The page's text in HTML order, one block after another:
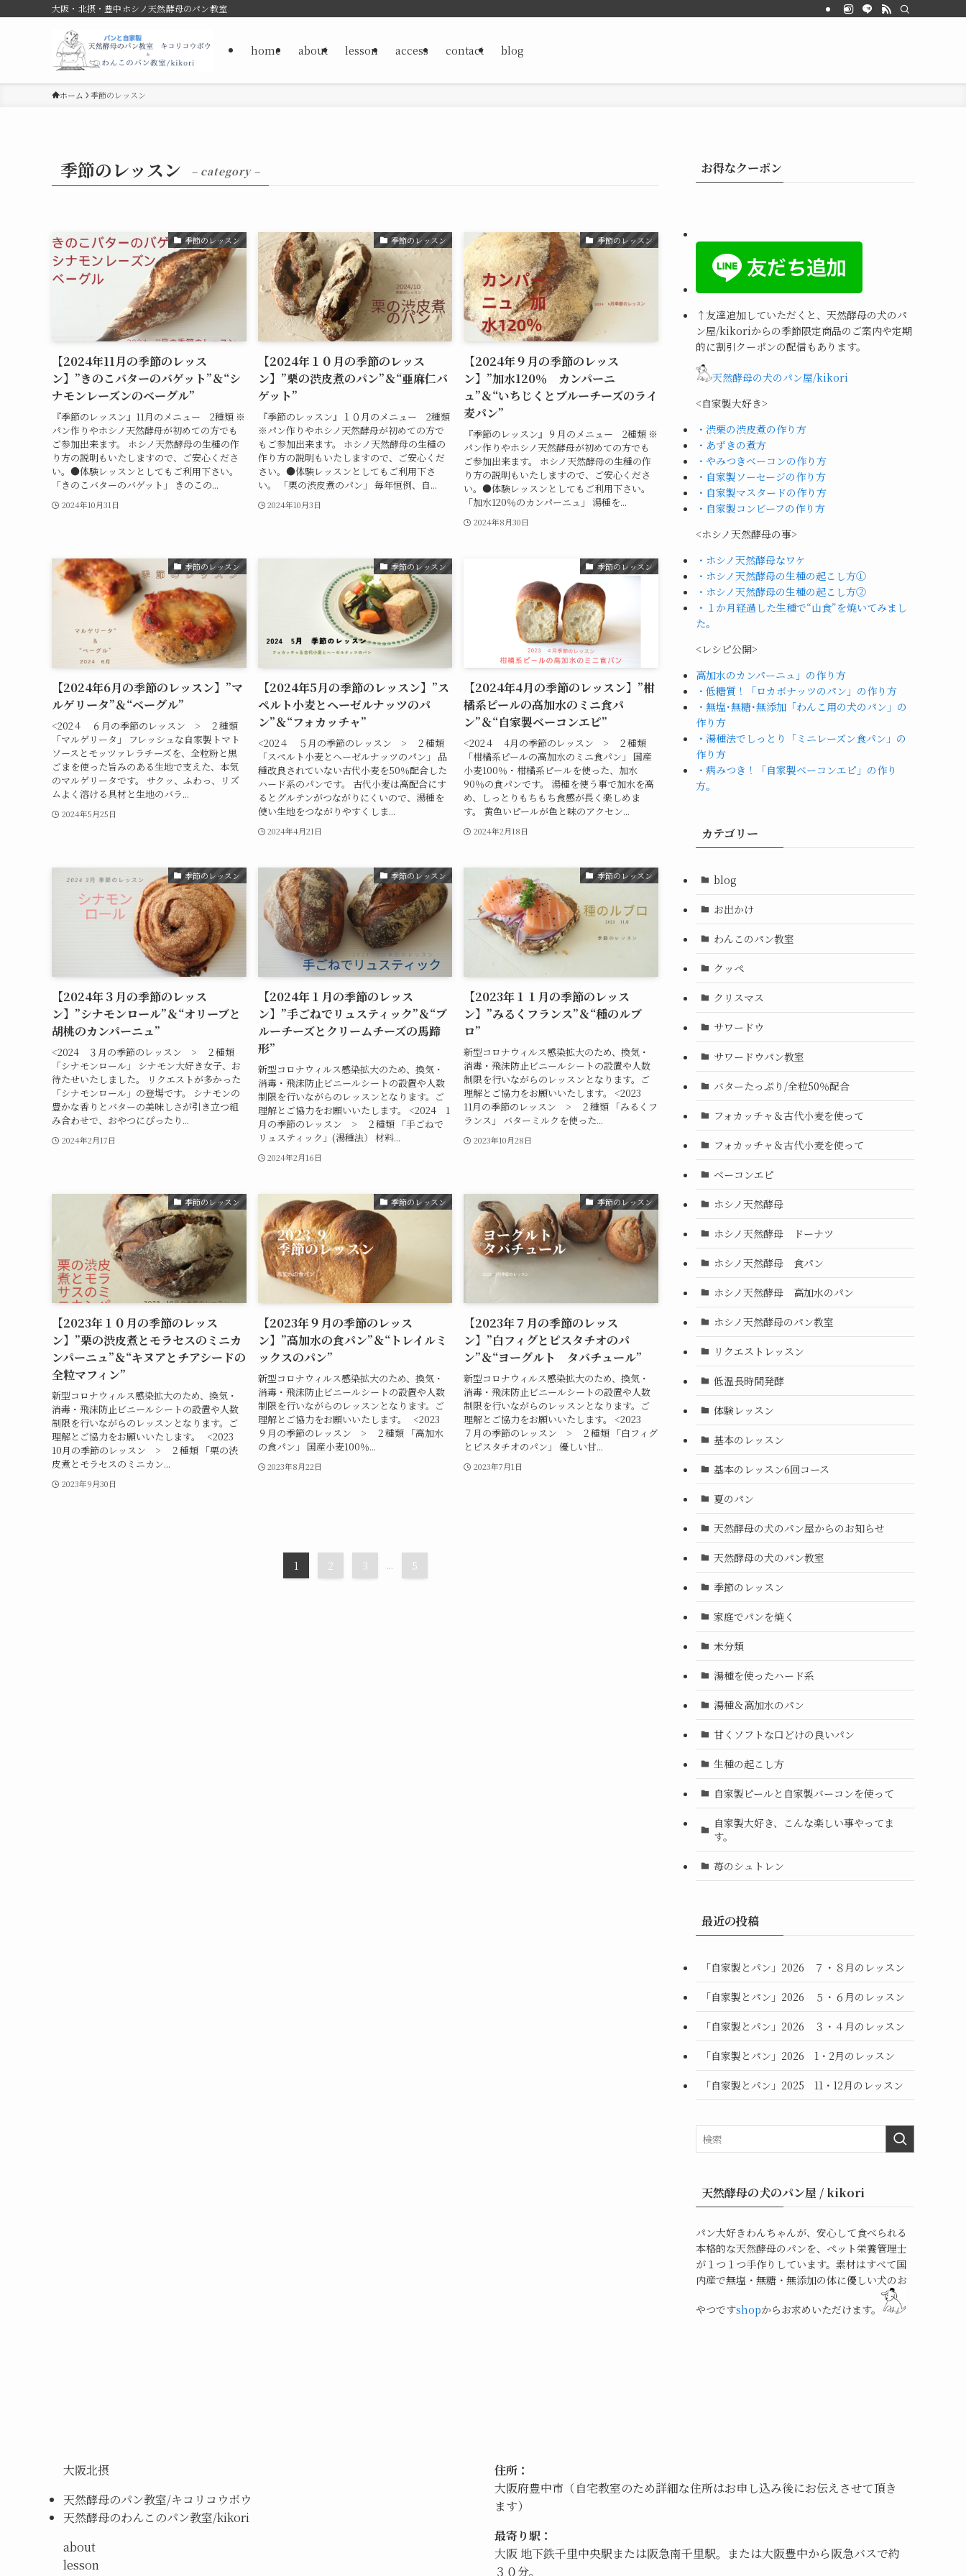
大阪・北摂・豊中ホシノ天然酵母のパン教室
home about lesson access contact blog
ホーム 季節のレッスン
季節のレッスン – category –
季節のレッスン
【2024年11月の季節のレッス
ン】”きのこバターのバゲット”＆“シ
ナモンレーズンのベーグル”
『季節のレッスン』11月のメニュー 2種類 ※
パン作りやホシノ天然酵母が初めての方でも
ご参加出来ます。 ホシノ天然酵母の生種の作
り方の説明もいたしますので、ご安心くださ
い。●体験レッスンとしてもご利用下さい。
「きのこバターのバゲット」 きのこの...
2024年10月31日
季節のレッスン
【2024年１０月の季節のレッス
ン】”栗の渋皮煮のパン”＆“亜麻仁バ
ゲット”
『季節のレッスン』１０月のメニュー 2種類
※パン作りやホシノ天然酵母が初めての方で
もご参加出来ます。 ホシノ天然酵母の生種の
作り方の説明もいたしますので、ご安心くだ
さい。●体験レッスンとしてもご利用下さ
い。 「栗の渋皮煮のパン」 毎年恒例、自...
2024年10月3日
季節のレッスン
【2024年９月の季節のレッス
ン】”加水120％ カンパーニ
ュ”＆“いちじくとブルーチーズのライ
麦パン”
『季節のレッスン』９月のメニュー 2種類 ※
パン作りやホシノ天然酵母が初めての方でも
ご参加出来ます。 ホシノ天然酵母の生種の作
り方の説明もいたしますので、ご安心くださ
い。●体験レッスンとしてもご利用下さい。
「加水120％のカンパーニュ」 湯種を...
2024年8月30日
季節のレッスン
【2024年6月の季節のレッスン】”マ
ルゲリータ”＆“ベーグル”
<202４ ６月の季節のレッスン > ２種類
「マルゲリータ」 フレッシュな自家製トマト
ソースとモッツァレラチーズを、全粒粉と黒
ごまを使った旨みのある生地で支えた、本気
のマルゲリータです。 サクッ、ふわっ、リズ
ムよく溶ける具材と生地のバラ...
2024年5月25日
季節のレッスン
【2024年5月の季節のレッスン】”ス
ペルト小麦とヘーゼルナッツのパ
ン”＆“フォカッチャ”
<202４ ５月の季節のレッスン > ２種類
「スペルト小麦とヘーゼルナッツのパン」 品
種改良されていない古代小麦を50％配合した
ハード系のパンです。 古代小麦は高配合にす
るとグルテンがつながりにくいので、湯種を
使い生地をつながりやすくしま...
2024年4月21日
季節のレッスン
【2024年4月の季節のレッスン】”柑
橘系ピールの高加水のミニ食パ
ン”＆“自家製ベーコンエピ”
<202４ 4月の季節のレッスン > ２種類
「柑橘系ピールの高加水のミニ食パン」 国産
小麦100％・柑橘系ピールを使った、加水
90％の食パンです。 湯種を使う事で加水を高
め、しっとりもちもち食感が長く楽しめま
す。 黄色いピールが色と味のアクセン...
2024年2月18日
季節のレッスン
【2024年３月の季節のレッス
ン】”シナモンロール”＆“オリーブと
胡桃のカンパーニュ”
<2024 ３月の季節のレッスン > ２種類
「シナモンロール」 シナモン大好き女子、お
待たせいたしました。 リクエストが多かった
「シナモンロール」の登場です。 シナモンの
豊かな香りとバターの美味しさが引き立つ組
み合わせで、おやつにぴったり...
2024年2月17日
季節のレッスン
【2024年１月の季節のレッス
ン】”手ごねでリュスティック”＆“ブ
ルーチーズとクリームチーズの馬蹄
形”
新型コロナウィルス感染拡大のため、換気・
消毒・飛沫防止ビニールシートの設置や人数
制限を行いながらのレッスンとなります。ご
理解とご協力をお願いいたします。 <2024 1
月の季節のレッスン > ２種類 「手ごねで
リュスティック」(湯種法） 材料...
2024年2月16日
季節のレッスン
【2023年１１月の季節のレッス
ン】”みるくフランス”＆“種のルブ
ロ”
新型コロナウィルス感染拡大のため、換気・
消毒・飛沫防止ビニールシートの設置や人数
制限を行いながらのレッスンとなります。ご
理解とご協力をお願いいたします。 <2023
11月の季節のレッスン > ２種類 「みるくフ
ランス」 バターミルクを使った...
2023年10月28日
季節のレッスン
【2023年１０月の季節のレッス
ン】”栗の渋皮煮とモラセスのミニカ
ンパーニュ”＆“キヌアとチアシードの
全粒マフィン”
新型コロナウィルス感染拡大のため、換気・
消毒・飛沫防止ビニールシートの設置や人数
制限を行いながらのレッスンとなります。ご
理解とご協力をお願いいたします。 <2023
10月の季節のレッスン > ２種類 「栗の渋
皮煮とモラセスのミニカン...
2023年9月30日
季節のレッスン
【2023年９月の季節のレッス
ン】”高加水の食パン”＆“トレイルミ
ックスのパン”
新型コロナウィルス感染拡大のため、換気・
消毒・飛沫防止ビニールシートの設置や人数
制限を行いながらのレッスンとなります。ご
理解とご協力をお願いいたします。 <2023
９月の季節のレッスン > ２種類 「高加水
の食パン」 国産小麦100％...
2023年8月22日
季節のレッスン
【2023年７月の季節のレッス
ン】”白フィグとピスタチオのパ
ン”＆“ヨーグルト タバチュール”
新型コロナウィルス感染拡大のため、換気・
消毒・飛沫防止ビニールシートの設置や人数
制限を行いながらのレッスンとなります。ご
理解とご協力をお願いいたします。 <2023
７月の季節のレッスン > ２種類 「白フィグ
とピスタチオのパン」 優しい甘...
2023年7月1日
1 2 3 ... 5
お得なクーポン
↑友達追加していただくと、天然酵母の犬のパ
ン屋/kikoriからの季節限定商品のご案内や定期
的に割引クーポンの配信もあります。
天然酵母の犬のパン屋/kikori
<自家製大好き>
・渋栗の渋皮煮の作り方
・あずきの煮方
・やみつきベーコンの作り方
・自家製ソーセージの作り方
・自家製マスタードの作り方
・自家製コンビーフの作り方
<ホシノ天然酵母の事>
・ホシノ天然酵母なワケ
・ホシノ天然酵母の生種の起こし方①
・ホシノ天然酵母の生種の起こし方②
・１か月経過した生種で“山食”を焼いてみまし
た。
<レシピ公開>
高加水のカンパーニュ」の作り方
・低糖質！「ロカボナッツのパン」の作り方
・無塩･無糖･無添加「わんこ用の犬のパン」の
作り方
・湯種法でしっとり「ミニレーズン食パン」の
作り方
・病みつき！「自家製ベーコンエピ」の作り
方。
カテゴリー
blog
お出かけ
わんこのパン教室
クッペ
クリスマス
サワードウ
サワードウパン教室
バターたっぷり/全粒50％配合
フォカッチャ＆古代小麦を使って
フォカッチャ＆古代小麦を使って
ベーコンエピ
ホシノ天然酵母
ホシノ天然酵母 ドーナツ
ホシノ天然酵母 食パン
ホシノ天然酵母 高加水のパン
ホシノ天然酵母のパン教室
リクエストレッスン
低温長時間発酵
体験レッスン
基本のレッスン
基本のレッスン6回コース
夏のパン
天然酵母の犬のパン屋からのお知らせ
天然酵母の犬のパン教室
季節のレッスン
家庭でパンを焼く
未分類
湯種を使ったハード系
湯種＆高加水のパン
甘くソフトな口どけの良いパン
生種の起こし方
自家製ピールと自家製バーコンを使って
自家製大好き、こんな楽しい事やってま
す。
苺のシュトレン
最近の投稿
「自家製とパン」2026 ７・８月のレッスン
「自家製とパン」2026 ５・６月のレッスン
「自家製とパン」2026 ３・４月のレッスン
「自家製とパン」2026 1・2月のレッスン
「自家製とパン」2025 11・12月のレッスン
天然酵母の犬のパン屋 / kikori
パン大好きわんちゃんが、安心して食べられる
本格的な天然酵母のパンを、ペット栄養管理士
が１つ１つ手作りしています。素材はすべて国
内産で無塩・無糖・無添加の体に優しい犬のお
やつですshopからお求めいただけます。
大阪北摂
天然酵母のパン教室/キコリコウボウ
天然酵母のわんこのパン教室/kikori
about
lesson
住所：
大阪府豊中市（自宅教室のため詳細な住所はお申し込み後にお伝えさせて頂き
ます）
最寄り駅：
大阪 地下鉄千里中央駅または阪急南千里駅。または大阪豊中から阪急バスで約
３０分。